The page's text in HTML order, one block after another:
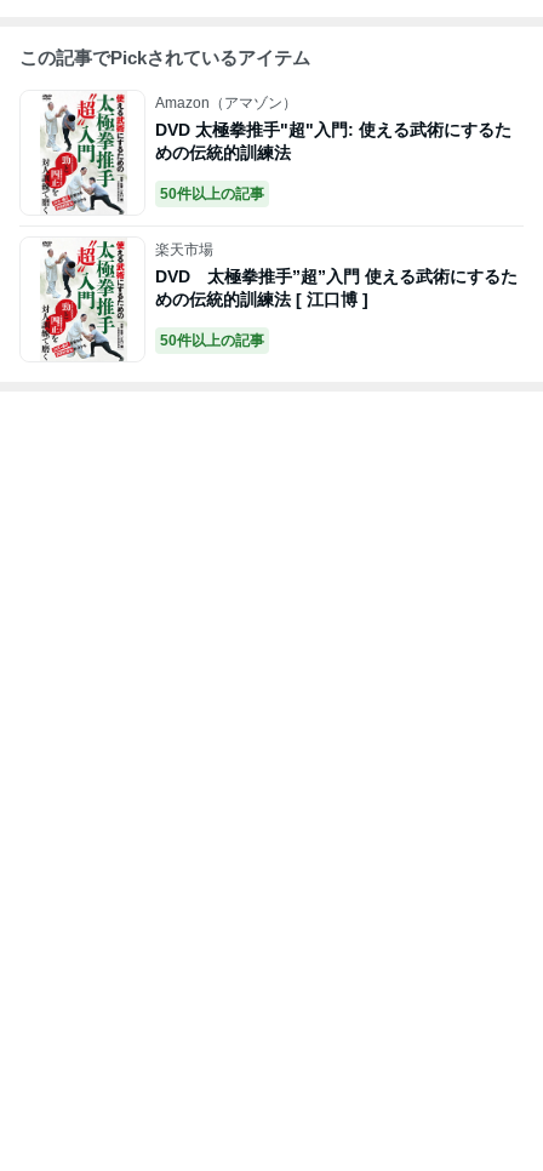
この記事でPickされているアイテム
Amazon（アマゾン）
DVD 太極拳推手"超"入門: 使える武術にするた
めの伝統的訓練法
50件以上の記事
楽天市場
DVD 太極拳推手”超”入門 使える武術にするた
めの伝統的訓練法 [ 江口博 ]
50件以上の記事